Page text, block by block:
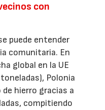
con
puede entender
comunitaria. En
global en la UE
Polonia
hierro gracias a
compitiendo